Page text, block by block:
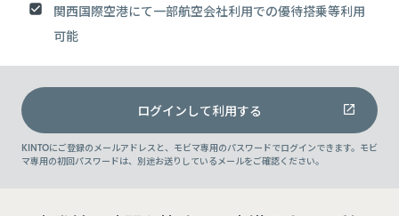
関西国際空港にて一部航空会社利用での優待搭乗等利用
可能
ログインして利用する
KINTOにご登録のメールアドレスと、モビマ専用のパスワードでログインできます。モビ
マ専用の初回パスワードは、別途お送りしているメールをご確認ください。